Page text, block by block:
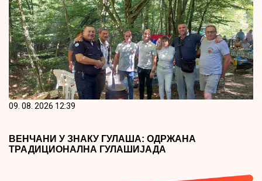
09. 08. 2026 12:39
ВЕНЧАНИ У ЗНАКУ ГУЛАША: ОДРЖАНА
ТРАДИЦИОНАЛНА ГУЛАШИЈАДА